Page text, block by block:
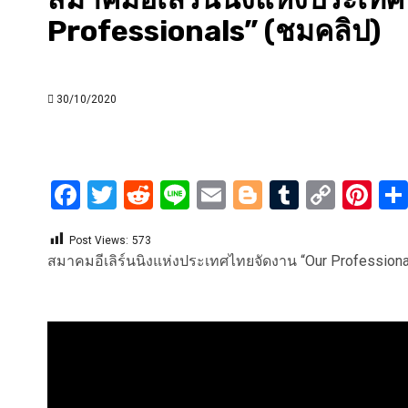
Professionals” (ชมคลิป)
30/10/2020
Facebook
Twitter
Reddit
LineEmailBlogger
Tumblr
Copy
Post Views: 573
สมาคมอีเลิร์นนิงแห่งประเทศไทยจัดงาน “Our